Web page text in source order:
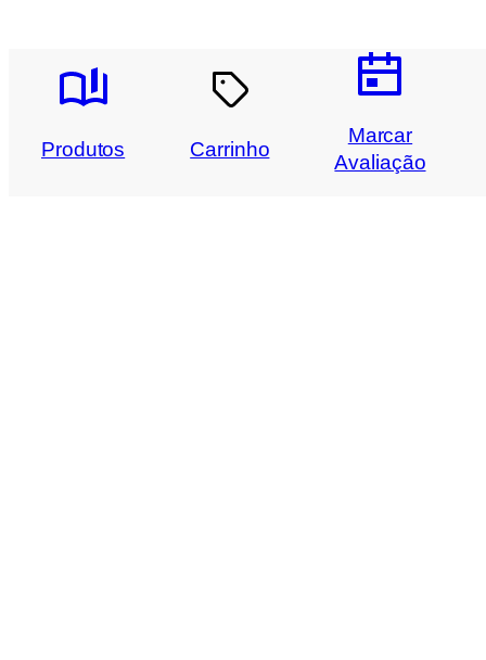
Produtos Carrinho
Marcar
Avaliação